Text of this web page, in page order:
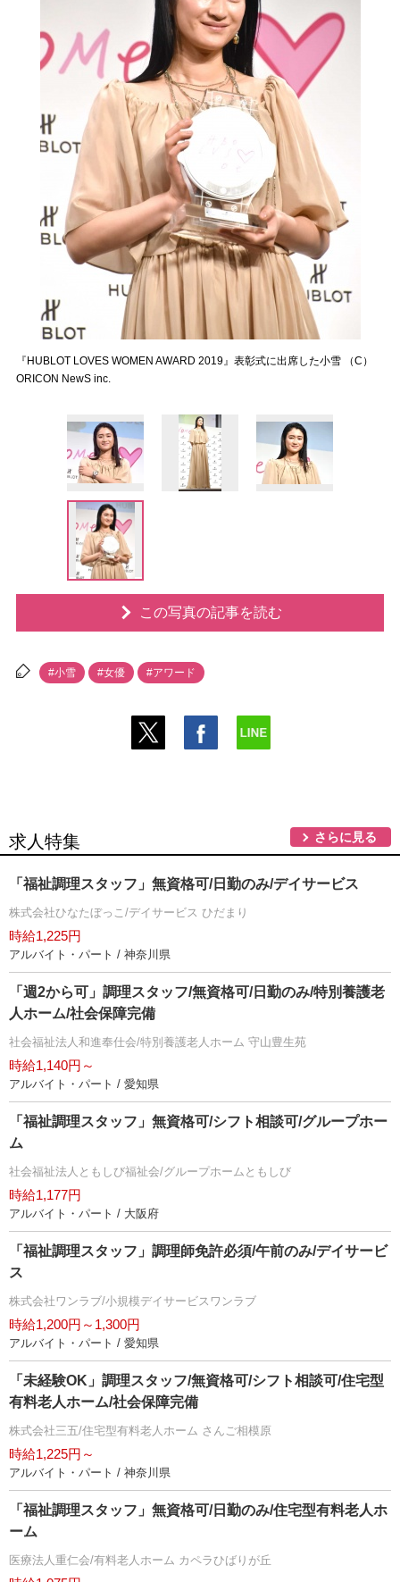
『HUBLOT LOVES WOMEN AWARD 2019』表彰式に出席した小雪 （C）
ORICON NewS inc.
この写真の記事を読む
#小雪 #女優 #アワード
求人特集 さらに見る
「福祉調理スタッフ」無資格可/日勤のみ/デイサービス
株式会社ひなたぼっこ/デイサービス ひだまり
時給1,225円
アルバイト・パート / 神奈川県
「週2から可」調理スタッフ/無資格可/日勤のみ/特別養護老
人ホーム/社会保障完備
社会福祉法人和進奉仕会/特別養護老人ホーム 守山豊生苑
時給1,140円～
アルバイト・パート / 愛知県
「福祉調理スタッフ」無資格可/シフト相談可/グループホー
ム
社会福祉法人ともしび福祉会/グループホームともしび
時給1,177円
アルバイト・パート / 大阪府
「福祉調理スタッフ」調理師免許必須/午前のみ/デイサービ
ス
株式会社ワンラブ/小規模デイサービスワンラブ
時給1,200円～1,300円
アルバイト・パート / 愛知県
「未経験OK」調理スタッフ/無資格可/シフト相談可/住宅型
有料老人ホーム/社会保障完備
株式会社三五/住宅型有料老人ホーム さんご相模原
時給1,225円～
アルバイト・パート / 神奈川県
「福祉調理スタッフ」無資格可/日勤のみ/住宅型有料老人ホ
ーム
医療法人重仁会/有料老人ホーム カペラひばりが丘